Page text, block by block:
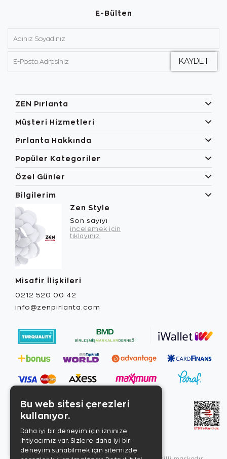
E-Bülten
ZEN Pırlanta
Müşteri Hizmetleri
Pırlanta Hakkında
Popüler Kategoriler
Özel Günler
Bilgilerim
Zen Style
Son sayıyı
incelemek için
tıklayınız.
Misafir İlişkileri
0212 520 00 42
info@zenpirlanta.com
Bu web sitesi çerezleri
kullanıyor.
Daha iyi bir deneyim için izninize
ihtiyacımız var. Sizlere daha iyi bir
deneyim sunabilmek için sitemizde